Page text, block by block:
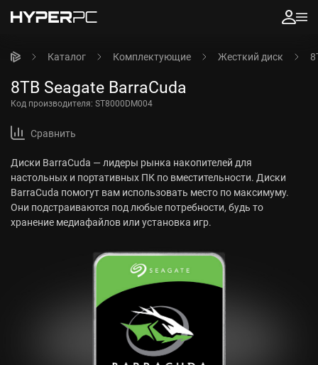
Каталог Комплектующие Жесткий диск
8TB Seagate BarraCuda
Код производителя: ST8000DM004
Сравнить
Диски BarraCuda — лидеры рынка накопителей для
настольных и портативных ПК по вместительности. Диски
BarraCuda помогут вам использовать место по максимуму.
Они подстраиваются под любые потребности, будь то
хранение медиафайлов или установка игр.